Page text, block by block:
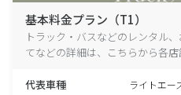
基本料金プラン（T1）
トラック・バスなどのレンタル
てなどの詳細は、こちらから各店
代表車種 ライトエー